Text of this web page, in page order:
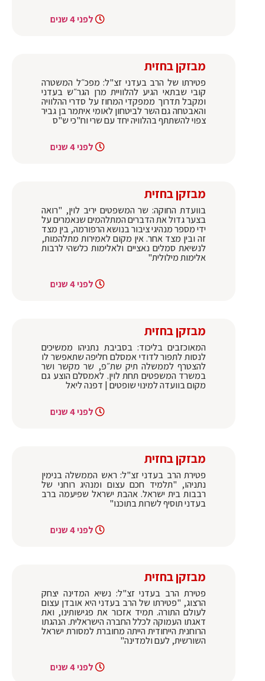
לפני 4 שנים
מבזקן בחזית
פטירתו של הרב בעדני זצ"ל: מפכ״ל המשטרה
קובי שבתאי הגיע להלוויית מרן הגר״ש בעדני
ומקבל תדרוך ממפקדי המחוז על סדרי ההלוויה
והאבטחה גם השר לביטחון לאומי איתמר בן גביר
צפוי להשתתף בהלוויה יחד עם שרי וח"כי ש"ס
לפני 4 שנים
מבזקן בחזית
בוועדת החוקה: שר המשפטים יריב לוין, "רואה
בצער גדול את הדברים המתלהמים שנאמרים על
ידי מספר מנהיגי ציבור בנושא הרפורמה, בין מצד
זה ובין מצד אחר. אין מקום לאמירות מתלהמות,
לנשיאת סמלים נאציים ולאלימות כלשהי לרבות
אלימות מילולית"
לפני 4 שנים
מבזקן בחזית
המאוכזבים בליכוד: בסביבת נתניהו ממשיכים
לנסות לתפור לדודי אמסלם חליפה שתאפשר לו
להצטרף לממשלה תיק שת״פ, שר מקשר ושר
במשרד המשפטים תחת לוין. לאמסלם הוצע גם
מקום בוועדה למינוי שופטים | דפנה ליאל
לפני 4 שנים
מבזקן בחזית
פטירת הרב בעדני זצ"ל: ראש הממשלה בנימין
נתניהו, "תלמיד חכם עצום ומנהיג רוחני של
רבבות בית ישראל. אהבת ישראל שפיעמה ברב
בעדני תוסיף לשרות בתוכנו"
לפני 4 שנים
מבזקן בחזית
פטירת הרב בעדני זצ"ל: נשיא המדינה יצחק
הרצוג, "פטירתו של הרב בעדני היא אובדן עצום
לעולם התורה. תמיד אזכור את פגישותינו, ואת
דאגתו העמוקה לכלל החברה הישראלית. הנהגתו
הרוחנית הייחודית הייתה מחוברת למסורת ישראל
השורשית, לעם ולמדינה"
לפני 4 שנים